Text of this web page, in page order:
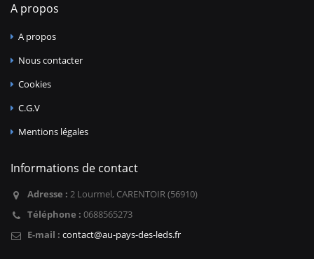
A propos
A propos
Nous contacter
Cookies
C.G.V
Mentions légales
Informations de contact
Adresse : 2 Lourmel, CARENTOIR (56910)
Téléphone : 0688565273
E-mail : contact@au-pays-des-leds.fr